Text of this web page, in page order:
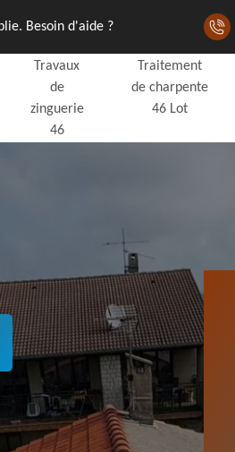
Besoin d'aide ?
Travaux
de
zinguerie
46
Traitement
de charpente
46 Lot